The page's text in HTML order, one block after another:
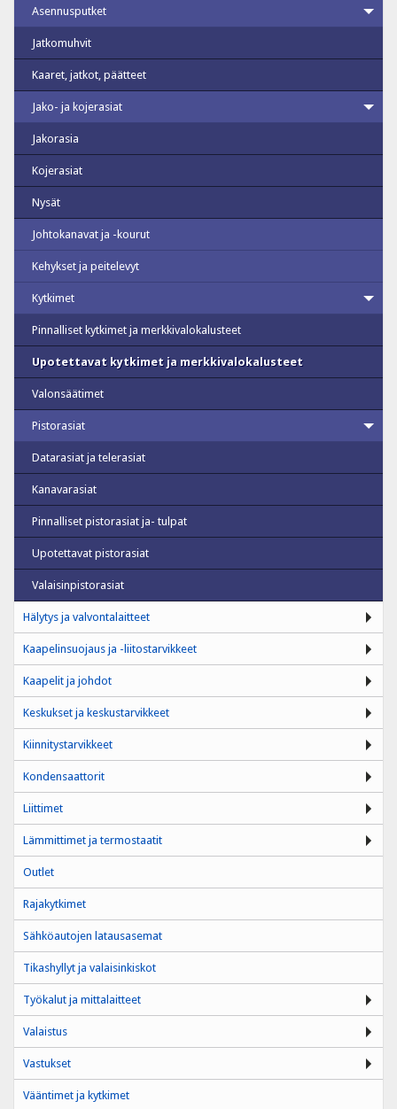
Asennusputket
Jatkomuhvit
Kaaret, jatkot, päätteet
Jako- ja kojerasiat
Jakorasia
Kojerasiat
Nysät
Johtokanavat ja -kourut
Kehykset ja peitelevyt
Kytkimet
Pinnalliset kytkimet ja merkkivalokalusteet
Upotettavat kytkimet ja merkkivalokalusteet
Valonsäätimet
Pistorasiat
Datarasiat ja telerasiat
Kanavarasiat
Pinnalliset pistorasiat ja- tulpat
Upotettavat pistorasiat
Valaisinpistorasiat
Hälytys ja valvontalaitteet
Kaapelinsuojaus ja -liitostarvikkeet
Kaapelit ja johdot
Keskukset ja keskustarvikkeet
Kiinnitystarvikkeet
Kondensaattorit
Liittimet
Lämmittimet ja termostaatit
Outlet
Rajakytkimet
Sähköautojen latausasemat
Tikashyllyt ja valaisinkiskot
Työkalut ja mittalaitteet
Valaistus
Vastukset
Vääntimet ja kytkimet